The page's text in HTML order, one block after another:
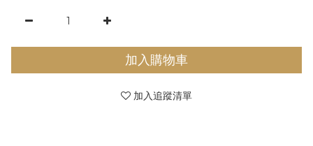
加入購物車
加入追蹤清單